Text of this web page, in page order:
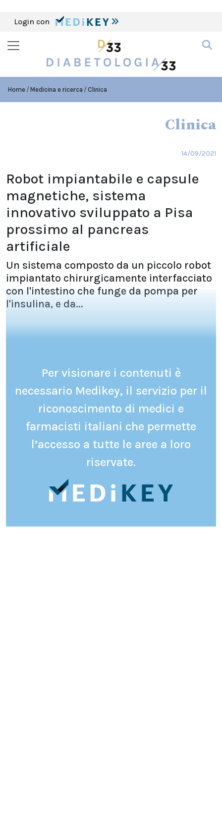
Login con
Home Medicina e ricerca Clinica
Clinica
14/09/2021
Robot impiantabile e capsule
magnetiche, sistema
innovativo sviluppato a Pisa
prossimo al pancreas
artificiale
Un sistema composto da un piccolo robot
impiantato chirurgicamente interfacciato
con l'intestino che funge da pompa per
l'insulina, e da...
Per visionare i contenuti è
necessario Medikey, il servizio per il
riconoscimento di medici e
farmacisti italiani che permette
l’accesso a tutte le aree a loro
riservate.